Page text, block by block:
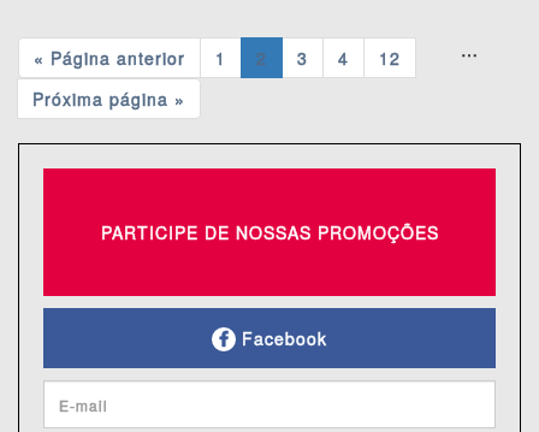
« Página anterior 1 2 3 4 …
12
Próxima página »
PARTICIPE DE NOSSAS PROMOÇÕES
Facebook